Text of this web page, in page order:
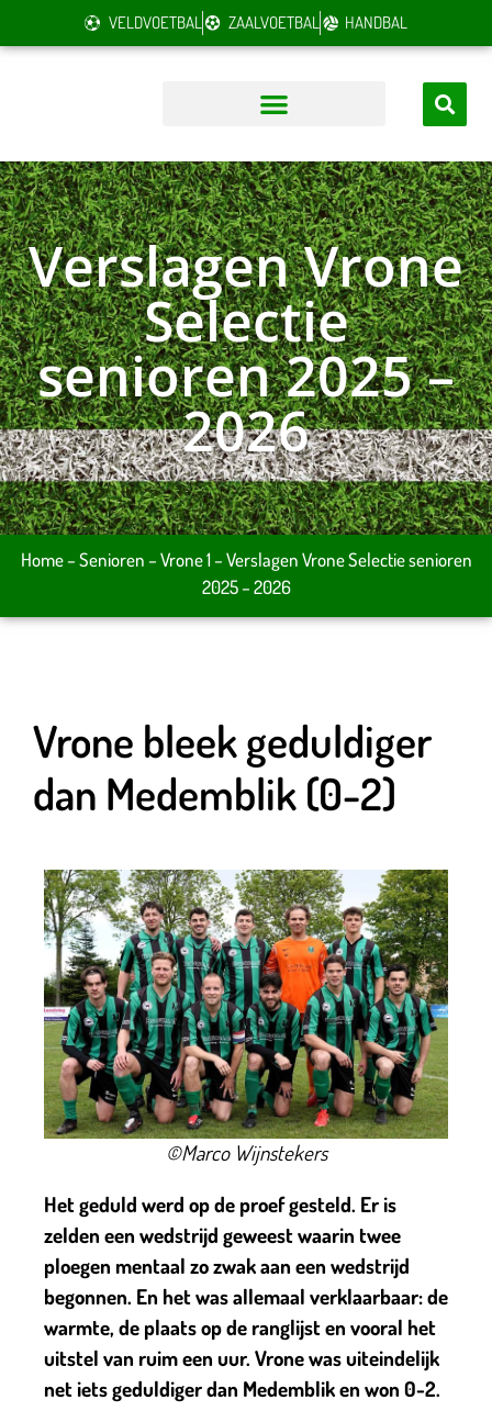
VELDVOETBAL ZAALVOETBAL HANDBAL
Verslagen Vrone
Selectie
senioren 2025 –
2026
Home–Senioren–Vrone 1–Verslagen Vrone Selectie senioren
2025 – 2026
Vrone bleek geduldiger
dan Medemblik (0-2)
©Marco Wijnstekers
Het geduld werd op de proef gesteld. Er is
zelden een wedstrijd geweest waarin twee
ploegen mentaal zo zwak aan een wedstrijd
begonnen. En het was allemaal verklaarbaar: de
warmte, de plaats op de ranglijst en vooral het
uitstel van ruim een uur. Vrone was uiteindelijk
net iets geduldiger dan Medemblik en won 0-2.